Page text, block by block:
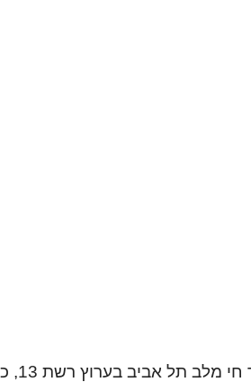
רשת 13, כשגם תציע אותה בזמן אמת בערוץ היוטיוב שלה.